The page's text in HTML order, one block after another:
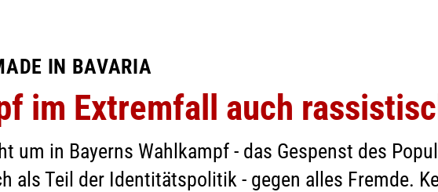
IN BAVARIA
im Extremfall auch
um in Bayerns Wahlkampf - das Gespenst des
als Teil der Identitätspolitik - gegen alles Fremde.